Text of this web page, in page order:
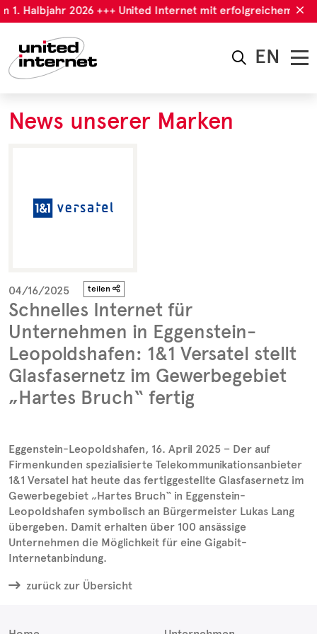
Halbjahr 2026 +++ United Internet mit erfolgreichem 1.
EN
News unserer Marken
04/16/2025 teilen
Schnelles Internet für
Unternehmen in Eggenstein-
Leopoldshafen: 1&1 Versatel stellt
Glasfasernetz im Gewerbegebiet
„Hartes Bruch“ fertig
Eggenstein-Leopoldshafen, 16. April 2025 – Der auf
Firmenkunden spezialisierte Telekommunikationsanbieter
1&1 Versatel hat heute das fertiggestellte Glasfasernetz im
Gewerbegebiet „Hartes Bruch“ in Eggenstein-
Leopoldshafen symbolisch an Bürgermeister Lukas Lang
übergeben. Damit erhalten über 100 ansässige
Unternehmen die Möglichkeit für eine Gigabit-
Internetanbindung.
zurück zur Übersicht